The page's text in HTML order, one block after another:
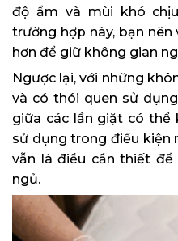
độ ẩm và mùi khó
trường hợp này, bạn
hơn để giữ không gian
Ngược lại, với những
và có thói quen sử
giữa các lần giặt có thể
sử dụng trong điều kiện
vẫn là điều cần thiết
ngủ.